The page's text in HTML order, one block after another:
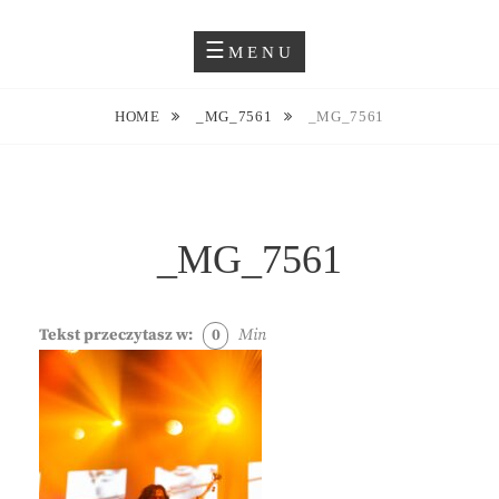
JUSTYNA EWA GROCHOWSKA
MENU
HOME _MG_7561 _MG_7561
_MG_7561
Tekst przeczytasz w: 0 Min